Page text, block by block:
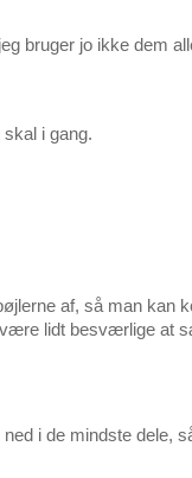
bruger jo ikke dem
i gang.
af, så man kan
lidt besværlige at
i de mindste dele,